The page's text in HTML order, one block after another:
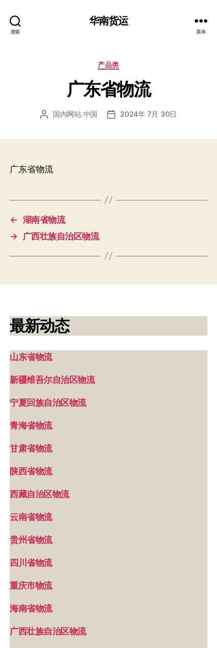
搜索
华南货运
菜单
分
产品类
广东省物流
文 国内网站.中国
发 2024年 7月 30日
广东省物流
← 湖南省物流
→
广西壮族自治区物流
最新动态
山东省物流
新疆维吾尔自治区物流
宁夏回族自治区物流
青海省物流
甘肃省物流
陕西省物流
西藏自治区物流
云南省物流
贵州省物流
四川省物流
重庆市物流
海南省物流
广西壮族自治区物流